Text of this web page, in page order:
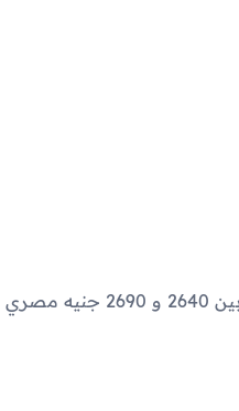
2640 و 2690 جنيه مصري